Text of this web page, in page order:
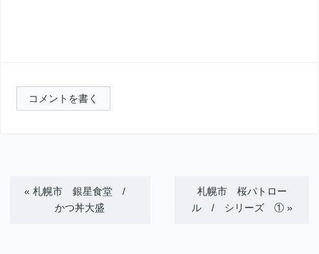
コメントを書く
«札幌市 銀星食堂 /
かつ丼大盛
札幌市 桜パトロー
ル / シリーズ ① »